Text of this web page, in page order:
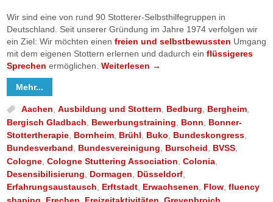
Wir sind eine von rund 90 Stotterer-Selbsthilfegruppen in
Deutschland. Seit unserer Gründung im Jahre 1974 verfolgen wir
ein Ziel: Wir möchten einen freien und selbstbewussten Umgang
mit dem eigenen Stottern erlernen und dadurch ein flüssigeres
Sprechen ermöglichen. Weiterlesen →
Mehr...
Aachen, Ausbildung und Stottern, Bedburg, Bergheim,
Bergisch Gladbach
Bewerbungstraining Bonn
Bonner-
Stottertherapie, Bornheim, Brühl, Buko, Bundeskongress,
Bundesverband , Bundesvereinigung, Burscheid , BVSS,
Cologne Cologne Stuttering Association Colonia
Desensibilisierung, Dormagen, Düsseldorf,
Erfahrungsaustausch, Erftstadt, Erwachsenen, Flow, fluency